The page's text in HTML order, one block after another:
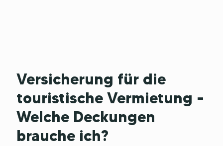
Versicherung für die
touristische Vermietung –
Welche Deckungen
brauche ich?